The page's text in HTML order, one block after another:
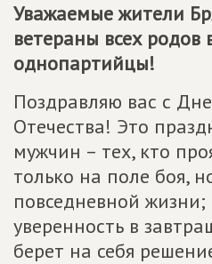
Уважаемые жители
ветераны всех родов
однопартийцы!
Поздравляю вас с
Отечества! Это
мужчин – тех, кто
только на поле боя,
повседневной жизни;
уверенность в
берет на себя